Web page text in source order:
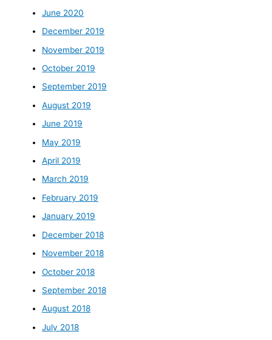
June 2020
December 2019
November 2019
October 2019
September 2019
August 2019
June 2019
May 2019
April 2019
March 2019
February 2019
January 2019
December 2018
November 2018
October 2018
September 2018
August 2018
July 2018